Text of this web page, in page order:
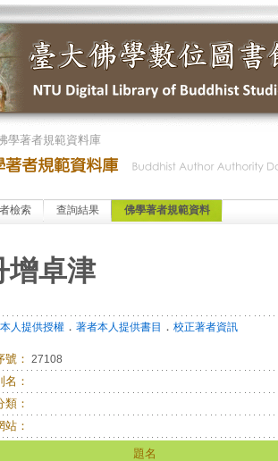
學著者規範資料庫
檢索 查詢結果 佛學著者規範資料
增卓津
人提供授權． 著者本人提供書目 ． 校正著者資訊
號： 27108
名：
類：
站：
題名